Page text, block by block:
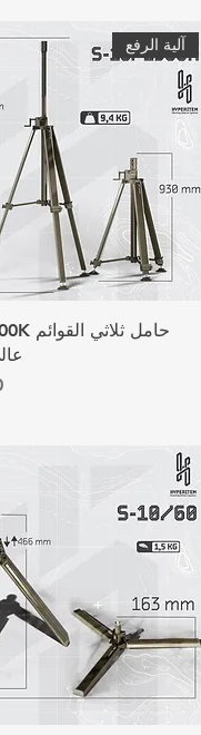
kameralar, lazer işare
آلية الرفع